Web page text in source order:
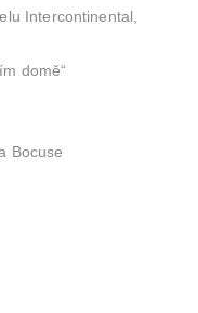
Intercontinental,
domě“
Bocuse